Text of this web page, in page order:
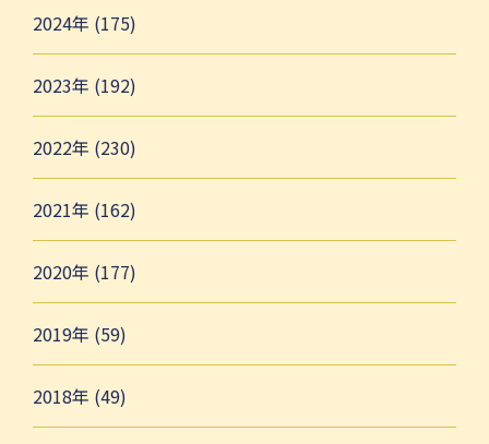
2024年 (175)
2023年 (192)
2022年 (230)
2021年 (162)
2020年 (177)
2019年 (59)
2018年 (49)